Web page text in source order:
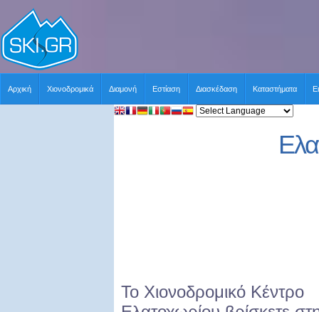
Αρχική Χιονοδρομικά Διαμονή Εστίαση Διασκέδαση Καταστήματα
Το Χιονοδρομικό Κέντρο